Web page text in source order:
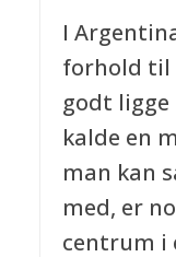
I
forhold til
godt
kalde en
man kan
med, er
centrum i